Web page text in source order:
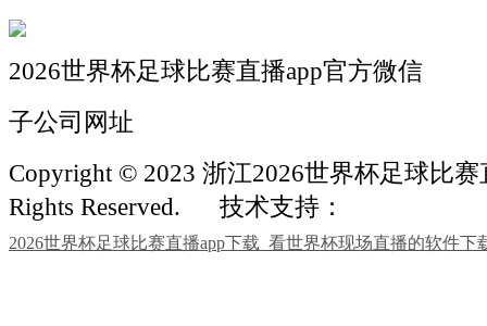
2026世界杯足球比赛直播app官方微信
子公司网址
Copyright © 2023 浙江2026世界杯足球比
Rights Reserved.
技术支持：
2026世界杯足球比赛直播app下载_看世界杯现场直播的软件下